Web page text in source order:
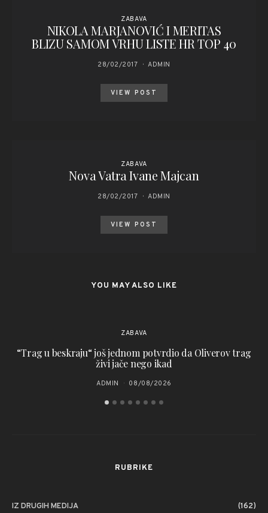
ZABAVA
NIKOLA MARJANOVIĆ I MERITAS
BLIZU SAMOM VRHU LISTE HR TOP 40
28/02/2017 ADMIN
VIEW POST
ZABAVA
Nova Vatra Ivane Majcan
28/02/2017 ADMIN
VIEW POST
YOU MAY ALSO LIKE
ZABAVA
“Trag u beskraju“ još jednom potvrdio da Oliverov trag
živi jače nego ikad
ADMIN 08/08/2026
RUBRIKE
IZ DRUGIH MEDIJA (162)